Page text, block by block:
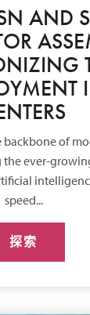
AND
backbone of
ever-
speed...
探索